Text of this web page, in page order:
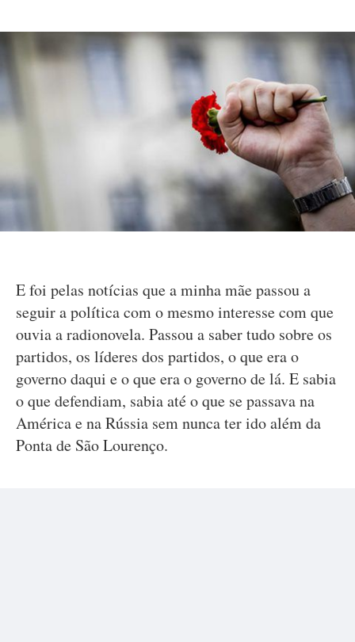
E foi pelas notícias que a minha mãe passou a
seguir a política com o mesmo interesse com que
ouvia a radionovela. Passou a saber tudo sobre os
partidos, os líderes dos partidos, o que era o
governo daqui e o que era o governo de lá. E sabia
o que defendiam, sabia até o que se passava na
América e na Rússia sem nunca ter ido além da
Ponta de São Lourenço.